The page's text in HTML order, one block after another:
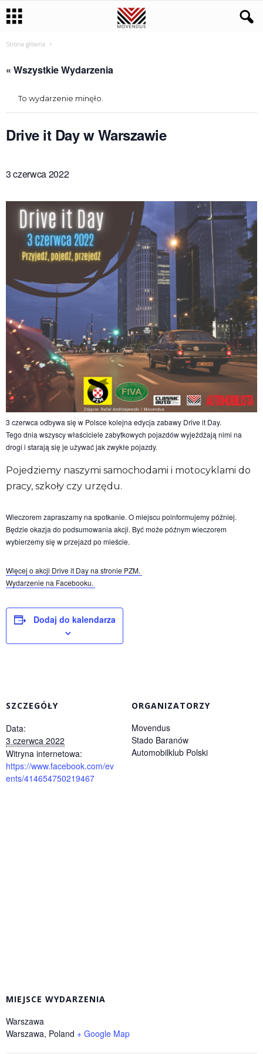
Strona główna
« Wszystkie Wydarzenia
To wydarzenie minęło.
Drive it Day w Warszawie
3 czerwca 2022
3 czerwca odbywa się w Polsce kolejna edycja zabawy Drive it Day.
Tego dnia wszyscy właściciele zabytkowych pojazdów wyjeżdżają nimi na
drogi i starają się je używać jak zwykłe pojazdy.
Pojedziemy naszymi samochodami i motocyklami do
pracy, szkoły czy urzędu.
Wieczorem zapraszamy na spotkanie. O miejscu poinformujemy później.
Będzie okazja do podsumowania akcji. Być może późnym wieczorem
wybierzemy się w przejazd po mieście.
Więcej o akcji Drive it Day na stronie PZM.
Wydarzenie na Facebooku.
Dodaj do kalendarza
SZCZEGÓŁY
Data:
3 czerwca 2022
Witryna internetowa:
https://www.facebook.com/ev
ents/414654750219467
ORGANIZATORZY
Movendus
Stado Baranów
Automobilklub Polski
MIEJSCE WYDARZENIA
Warszawa
Warszawa, Poland + Google Map